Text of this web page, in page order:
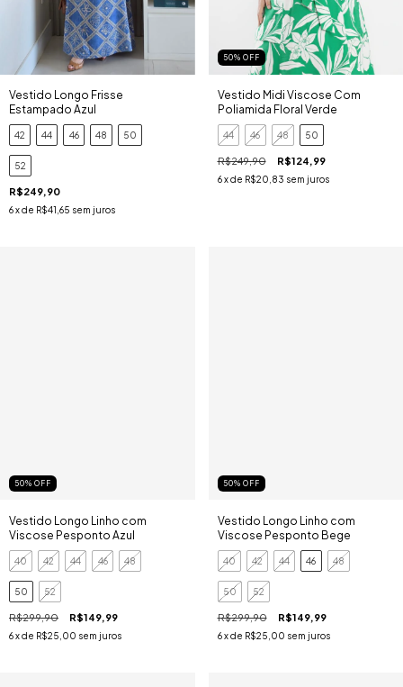
Vestido Longo Frisse
Estampado Azul
42 44 46 48 50
52
R$249,90
6x de R$41,65 sem juros
50% OFF
Vestido Midi Viscose Com
Poliamida Floral Verde
44 46 48 50
R$249,90 R$124,99
6 x de R$20,83 sem juros
50% OFF
Vestido Longo Linho com
Viscose Pesponto Azul
40 42 44 46 48
50 52
R$299,90 R$149,99
6x de R$25,00 sem juros
50% OFF
Vestido Longo Linho com
Viscose Pesponto Bege
40 42 44 46 48
50 52
R$299,90 R$149,99
6 x de R$25,00 sem juros